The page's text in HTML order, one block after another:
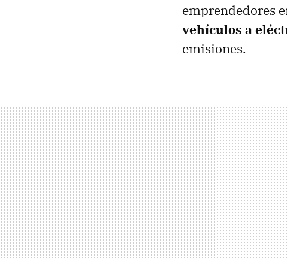
emprendedores
vehículos a
emisiones.